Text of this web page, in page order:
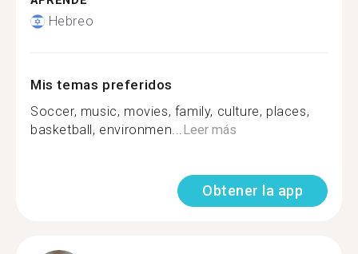
Hebreo
Mis temas preferidos
Soccer, music, movies, family, culture, places,
basketball, environmen...Leer más
Obtener la app